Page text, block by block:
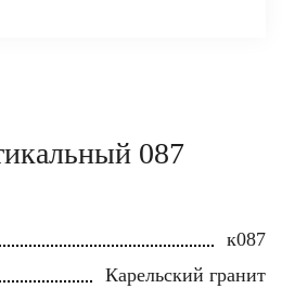
087
к087
Карельский гранит